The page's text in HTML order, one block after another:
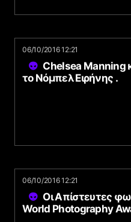
06/10/2016 12:21
Chelsea Manning
το Νόμπελ Ειρήνης .
06/10/2016 12:21
Οι Απίστευτες
World Photography